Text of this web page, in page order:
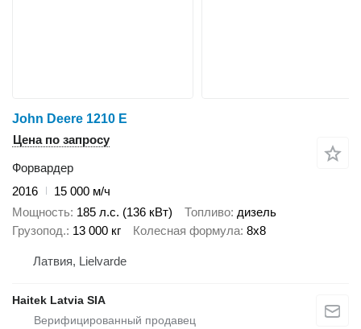
John Deere 1210 E
Цена по запросу
Форвардер
2016
15 000 м/ч
Мощность 185 л.с. (136 кВт) Топливо дизель
Грузопод. 13 000 кг Колесная формула 8x8
Латвия, Lielvarde
Haitek Latvia SIA